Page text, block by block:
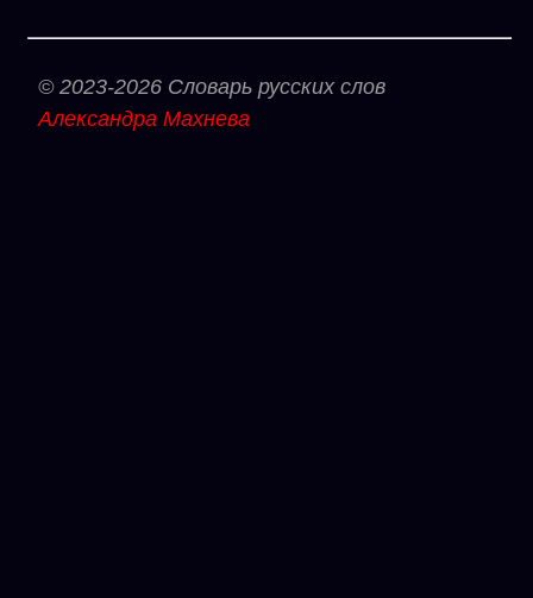
© 2023-2026 Словарь русских слов
Александра Махнева